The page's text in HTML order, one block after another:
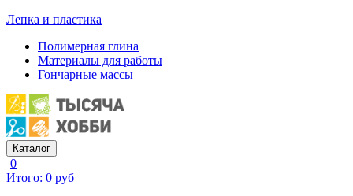
Лепка и пластика
Полимерная глина
Материалы для работы
Гончарные массы
Каталог
0
Итого: 0 руб